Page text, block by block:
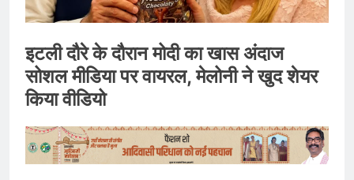
इटली दौरे के दौरान मोदी का खास अंदाज
सोशल मीडिया पर वायरल, मेलोनी ने खुद शेयर
किया वीडियो